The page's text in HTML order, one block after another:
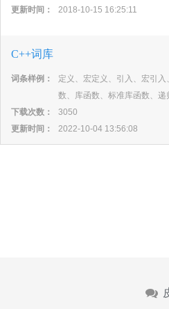
更新时间：
2018-10-15 16:25:11
C++词库
词条样例：
定义、宏定义、引入、宏引
数、库函数、标准库函数、递
下载次数：
3050
更新时间：
2022-10-04 13:56:08